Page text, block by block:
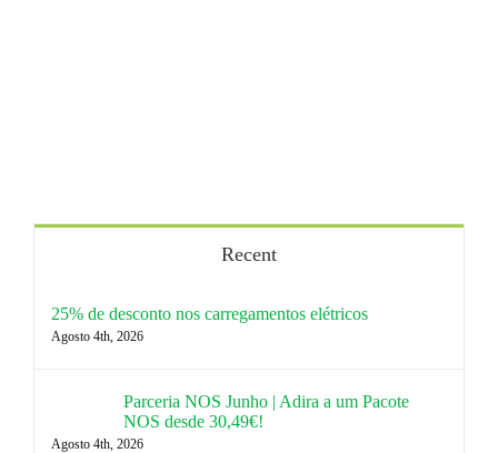
Recent
25% de desconto nos carregamentos elétricos
Agosto 4th, 2026
Parceria NOS Junho | Adira a um Pacote
NOS desde 30,49€!
Agosto 4th, 2026